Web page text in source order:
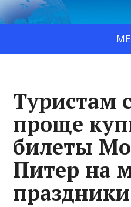
Туристам
проще
билеты
Питер на
праздники